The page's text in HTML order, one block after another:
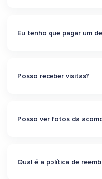
Eu tenho que pagar um
Posso receber visitas?
Posso ver fotos da
Qual é a política de